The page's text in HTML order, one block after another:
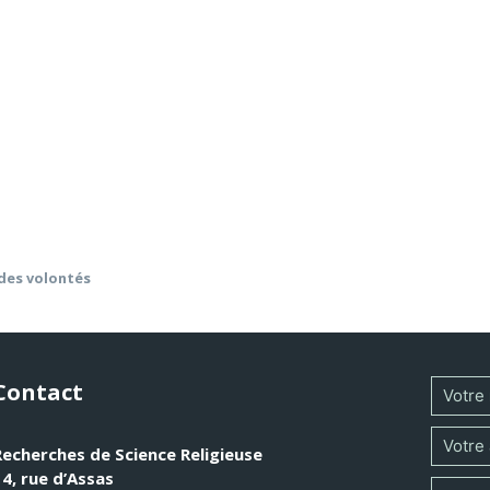
volontés
de Science Religieuse
rue d’Assas